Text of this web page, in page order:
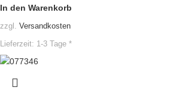
In den Warenkorb
zzgl. Versandkosten
Lieferzeit: 1-3 Tage *